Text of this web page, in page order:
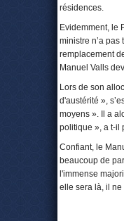
résidences.
Evidemment, le
ministre n’a pas
remplacement
Manuel Valls
Lors de son
d'austérité »,
moyens ». Il a
politique », a t-il
Confiant, le
beaucoup de
l'immense
elle sera là, il ne